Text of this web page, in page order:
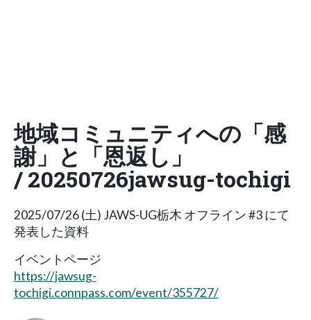
地域コミュニティへの「感
謝」と「恩返し」
/ 20250726jawsug-tochigi
2025/07/26 (土) JAWS-UG栃木 オフライン #3 にて
発表した資料
イベントページ
https://jawsug-
tochigi.connpass.com/event/355727/